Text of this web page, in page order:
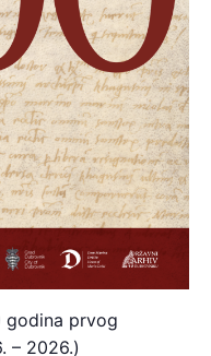
godina prvog
– 2026.)